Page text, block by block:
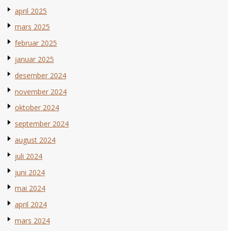
april 2025
mars 2025
februar 2025
januar 2025
desember 2024
november 2024
oktober 2024
september 2024
august 2024
juli 2024
juni 2024
mai 2024
april 2024
mars 2024